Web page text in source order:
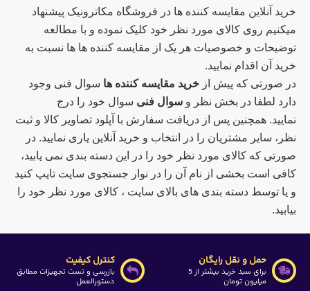
خرید آنلاین مقایسه کننده ها در فروشگاه مکاترونیک پیشنهاد
میکنیم روی کالای مورد نظر خود کلیک نموده و با مطالعه
توضیحات و خصوصیات هر یک از مقایسه کننده ها ها نسبت به
خرید آن اقدام نمایید.
در صورتی که پیش از خرید مقایسه کننده ها سوال فنی وجود
دارد لطفا در بخش نظر و سوال فنی سوال خود را درج
نمایید. همچنین پس از دریافت سفارش با آپلود تصاویر کالا و ثبت
نظر، سایر مشتریان را در انتخاب و خرید آنلاین یاری نمایید. در
صورتی که کالای مورد نظر خود را در این دسته بندی نمی یابید،
کافی است بخشی از نام آن را در نوار جستجوی سایت تایپ کنید
و یا توسط دسته بندی های بالای سایت ، کالای مورد نظر خود را
بیابید.
حمل و نقل رایگان
برای سبد خرید بیشتر از 5
میلیون تومان
کنترل کیفیت
بازرسی و تست تجهیزات مطابق
دستورالعمل